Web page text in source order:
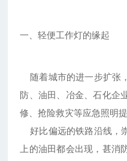
一、轻便工作灯的缘起
随着城市的进一步扩张
防、油田、冶金、石化企
修、抢险救灾等应急照明
好比偏远的铁路沿线，
上的油田都会出现，甚消